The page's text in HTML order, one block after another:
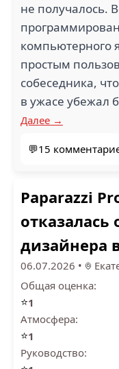
не получалось.
компьютерного
простым
собеседника,
в ужасе убежал
Далее →
💬15
Paparazzi
отказалась
дизайнера
06.07.2026 •
Общая оценка:
⭐1
Атмосфера:
⭐1
Руководство: